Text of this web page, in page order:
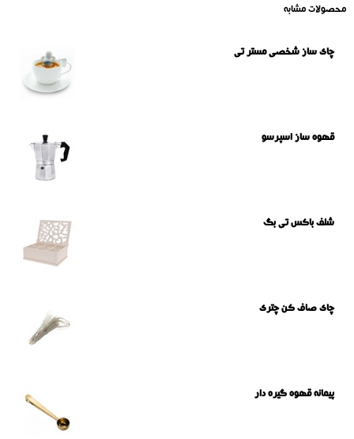
محصولات مشابه
چای ساز شخصی مستر تی
قهوه ساز اسپرسو
شلف باکس تی بگ
چای صاف کن چتری
پیمانه قهوه گیره دار